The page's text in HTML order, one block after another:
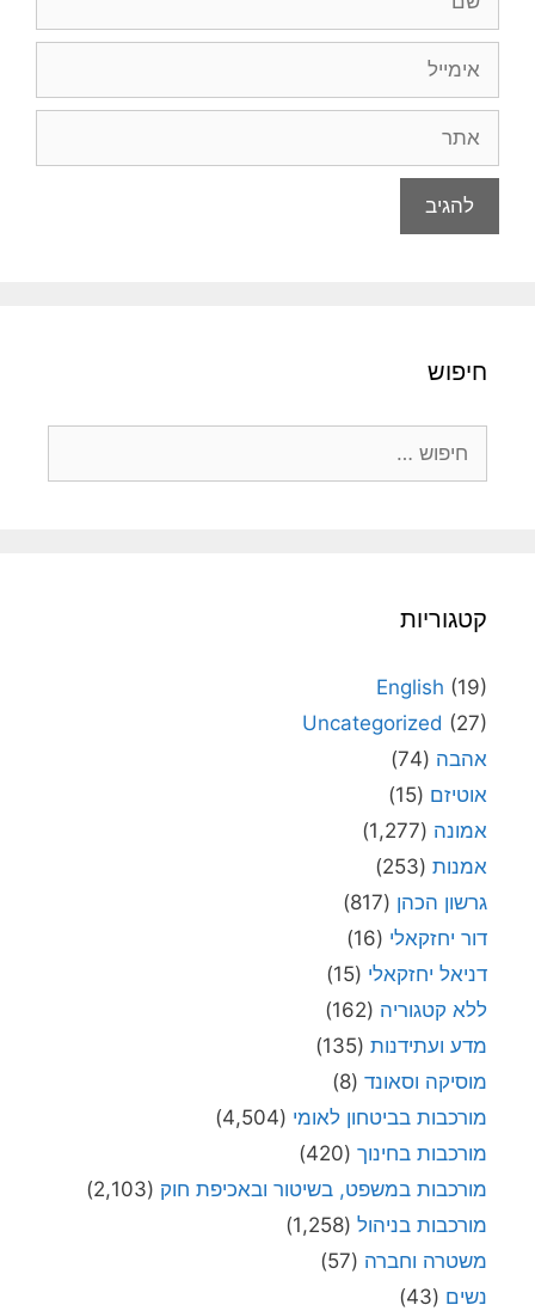
חיפוש
קטגוריות
English (19)
Uncategorized (27)
אהבה (74)
אוטיזם (15)
אמונה (1,277)
אמנות (253)
גרשון הכהן (817)
דור יחזקאלי (16)
דניאל יחזקאלי (15)
ללא קטגוריה (162)
מדע ועתידנות (135)
מוסיקה וסאונד (8)
מורכבות בביטחון לאומי (4,504)
מורכבות בחינוך (420)
מורכבות במשפט, בשיטור ובאכיפת חוק (2,103)
מורכבות בניהול (1,258)
משטרה וחברה (57)
נשים (43)